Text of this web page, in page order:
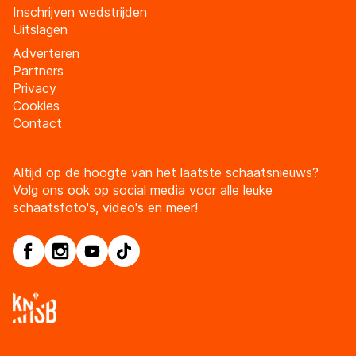
Inschrijven wedstrijden
Uitslagen
Adverteren
Partners
Privacy
Cookies
Contact
Altijd op de hoogte van het laatste schaatsnieuws?
Volg ons ook op social media voor alle leuke
schaatsfoto's, video's en meer!